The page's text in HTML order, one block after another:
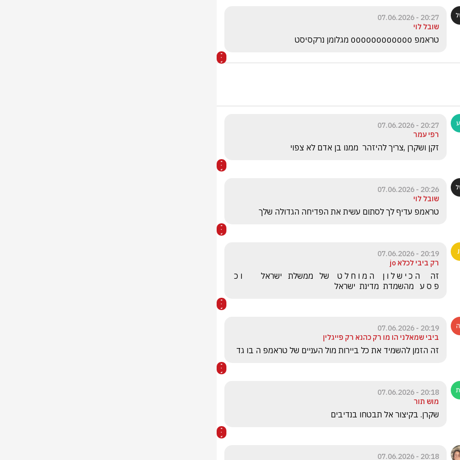
20:27 - 07.06.2026
שובל לוי
טראמפ 000000000000 מגלומן נרקסיסט
20:27 - 07.06.2026
רפי עמר
זקן ושקרן ,צריך להיזהר  ממנו בן אדם לא צפוי
20:26 - 07.06.2026
שובל לוי
טראמפ עדיף לך לסתום עשית את הפדיחה הגדולה שלך
20:19 - 07.06.2026
רק ביבי לכלא jo
פ ס ע   מהשמדת  מדינת  ישראל
20:19 - 07.06.2026
ביבי שמאלני הו מו רק כהנא רק פייגלין
זה הזמן להשמיד את כל ביירות מול העניים של טראמפ ה בו גד
20:18 - 07.06.2026
מוש תור
שקרן. בקיצור אל תבטחו בנדיבים
20:18 - 07.06.2026